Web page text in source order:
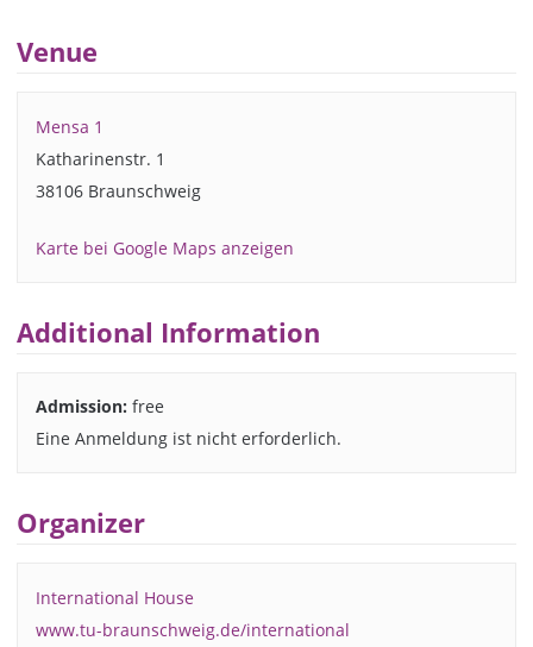
Venue
Mensa 1
Katharinenstr. 1
38106 Braunschweig
Karte bei Google Maps anzeigen
Additional Information
Admission: free
Eine Anmeldung ist nicht erforderlich.
Organizer
International House
www.tu-braunschweig.de/international